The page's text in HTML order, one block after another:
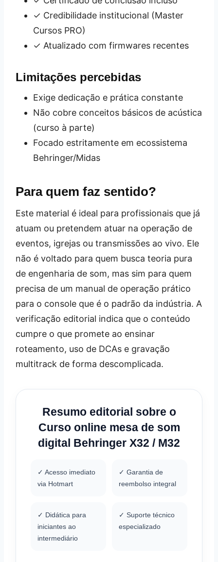
✓ Credibilidade institucional (Master
Cursos PRO)
✓ Atualizado com firmwares recentes
Limitações percebidas
Exige dedicação e prática constante
Não cobre conceitos básicos de acústica
(curso à parte)
Focado estritamente em ecossistema
Behringer/Midas
Para quem faz sentido?
Este material é ideal para profissionais que já
atuam ou pretendem atuar na operação de
eventos, igrejas ou transmissões ao vivo. Ele
não é voltado para quem busca teoria pura
de engenharia de som, mas sim para quem
precisa de um manual de operação prático
para o console que é o padrão da indústria. A
verificação editorial indica que o conteúdo
cumpre o que promete ao ensinar
roteamento, uso de DCAs e gravação
multitrack de forma descomplicada.
Resumo editorial sobre o
Curso online mesa de som
digital Behringer X32 / M32
✓ Acesso imediato
via Hotmart
✓ Garantia de
reembolso integral
✓ Didática para
iniciantes ao
intermediário
✓ Suporte técnico
especializado